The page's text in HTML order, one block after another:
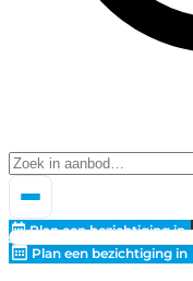
Plan een bezichtiging in
Plan een bezichtiging in